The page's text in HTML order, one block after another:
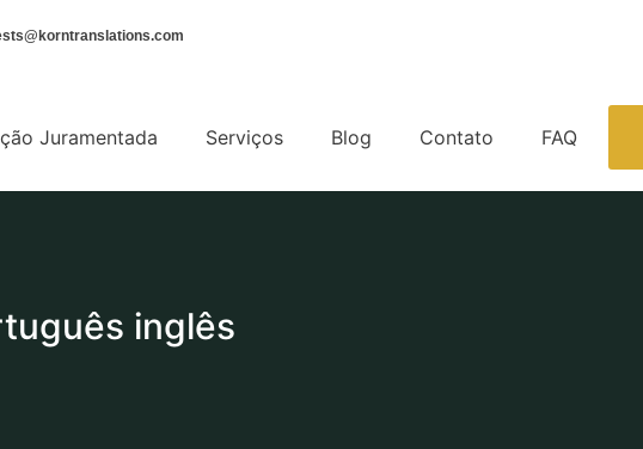
Juramentada Serviços Blog Contato FAQ
inglês